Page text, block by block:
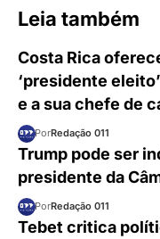
Leia também
Costa Rica
‘presidente
e a sua chefe de
PorRedação 011
Trump pode ser
presidente da
PorRedação 011
Tebet critica